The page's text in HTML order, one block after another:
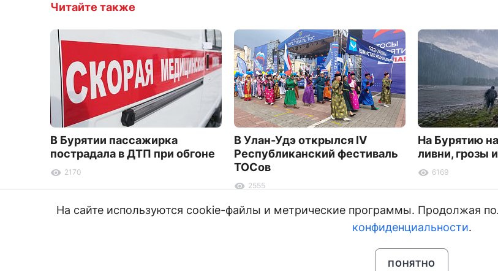
Читайте также
В Бурятии пассажирка
пострадала в ДТП при обгоне
2170
В Улан-Удэ открылся IV
Республиканский фестиваль
ТОСов
2555
На Бурятию
ливни, грозы
6169
На сайте используются cookie-файлы и метрические программы. Продолжая
конфиденциальности.
ПОНЯТНО